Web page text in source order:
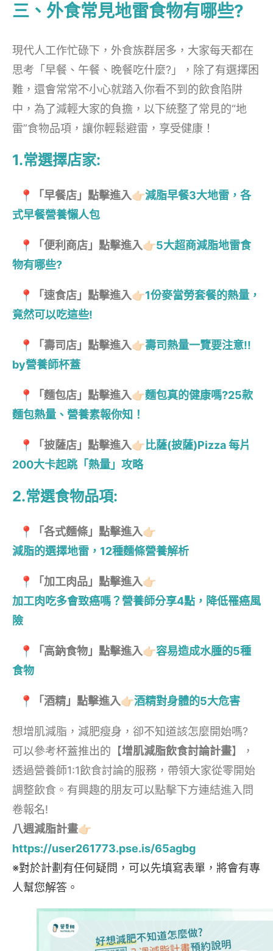
三、外食常見地雷食物有哪些?
現代人工作忙碌下，外食族群居多，大家每天都在
思考「早餐、午餐、晚餐吃什麼?」，除了有選擇困
難，還會常常不小心就踏入你看不到的飲食陷阱
中，為了減輕大家的負擔，以下統整了常見的“地
雷”食物品項，讓你輕鬆避雷，享受健康！
1.常選擇店家:
📍「早餐店」點擊進入👉🏻減脂早餐3大地雷，各
式早餐營養懶人包
📍「便利商店」點擊進入👉🏻5大超商減脂地雷食
物有哪些?
📍「速食店」點擊進入👉🏻1份麥當勞套餐的熱量，
竟然可以吃這些!
📍「壽司店」點擊進入👉🏻壽司熱量一覽要注意!!
by營養師杯蓋
📍「麵包店」點擊進入👉🏻麵包真的健康嗎?25款
麵包熱量、營養素報你知！
📍「披薩店」點擊進入👉🏻比薩(披薩)Pizza 每片
200大卡起跳「熱量」攻略
2.常選食物品項:
📍「各式麵條」點擊進入👉🏻
減脂的選擇地雷，12種麵條營養解析
📍「加工肉品」點擊進入👉🏻
加工肉吃多會致癌嗎？營養師分享4點，降低罹癌風
險
📍「高鈉食物」點擊進入👉🏻容易造成水腫的5種
食物
📍「酒精」點擊進入👉🏻酒精對身體的5大危害
想增肌減脂，減肥瘦身，卻不知道該怎麼開始嗎?
可以參考杯蓋推出的【增肌減脂飲食討論計畫】，
透過營養師1:1飲食討論的服務，帶領大家從零開始
調整飲食。有興趣的朋友可以點擊下方連結進入問
卷報名!
八週減脂計畫👉🏻
https://user261773.pse.is/65agbg
※對於計劃有任何疑問，可以先填寫表單，將會有專
人幫您解答。